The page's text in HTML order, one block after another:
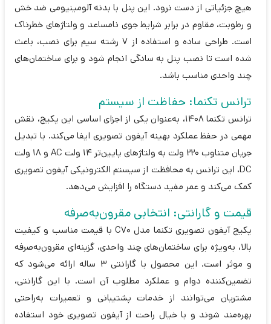
هیچ جزئیاتی از دست نرود. این پنل با بدنه آلومینیومی ضد خش
و رطوبت، مقاوم در برابر شرایط جوی نامساعد و ولتاژهای خطرناک
است. طراحی ساده و استفاده از 7 رشته سیم برای نصب، باعث
شده است تا نصب پنل به سادگی انجام شود و برای ساختمان‌های
چند واحدی مناسب باشد.
ترانس تکنما: حفاظت از سیستم
ترانس تکنما 1408، به‌عنوان یکی از اجزای اساسی این پکیج، نقش
مهمی در حفظ عملکرد بهینه آیفون تصویری ایفا می‌کند. با تبدیل
جریان متناوب 220 ولت به ولتاژهای پایین‌تر 14 ولت AC و 18 ولت
DC، این ترانس به محافظت از سیستم الکترونیکی آیفون تصویری
کمک می‌کند و عمر مفید دستگاه را افزایش می‌دهد.
قیمت و گارانتی: انتخابی مقرون‌به‌صرفه
پکیج آیفون تصویری تکنما مدل C70 با قیمت مناسب و کیفیت
بالا، به‌ویژه برای ساختمان‌های چند واحدی، گزینه‌ای مقرون‌به‌صرفه
و موثر است. این محصول با گارانتی 3 ساله ارائه می‌شود که
تضمین‌کننده دوام و عملکرد مطلوب آن است. با این گارانتی،
مشتریان می‌توانند از خدمات پشتیبانی و تعمیرات به‌راحتی
بهره‌مند شوند و با خیال راحت از آیفون تصویری خود استفاده